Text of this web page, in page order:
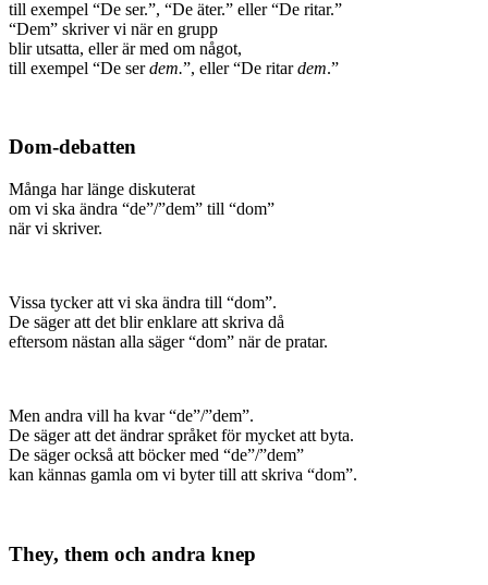
till exempel “De ser.”, “De äter.” eller “De ritar.”
“Dem” skriver vi när en grupp
blir utsatta, eller är med om något,
till exempel “De serdem.”, eller “De ritardem.”
Dom-debatten
Många har länge diskuterat
om vi ska ändra “de”/”dem” till “dom”
när vi skriver.
Vissa tycker att vi ska ändra till “dom”.
De säger att det blir enklare att skriva då
eftersom nästan alla säger “dom” när de pratar.
Men andra vill ha kvar “de”/”dem”.
De säger att det ändrar språket för mycket att byta.
De säger också att böcker med “de”/”dem”
kan kännas gamla om vi byter till att skriva “dom”.
They, them och andra knep